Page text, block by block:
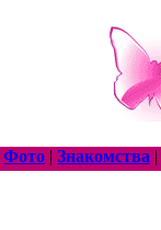
Фото | Знакомства |